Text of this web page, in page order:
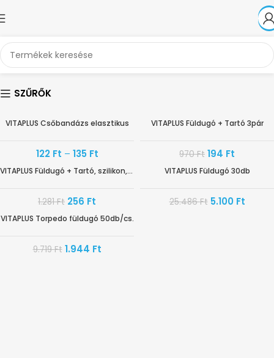
SZŰRŐK
VITAPLUS Csőbandázs elasztikus
122 Ft – 135 Ft
VITAPLUS Füldugó + Tartó 3pár
970Ft 194 Ft
VITAPLUS Füldugó + Tartó, szilikon,úszáshoz 3pár
1.281Ft 256 Ft
VITAPLUS Füldugó 30db
25.486Ft 5.100 Ft
VITAPLUS Torpedo füldugó 50db/cs.
9.719Ft 1.944 Ft